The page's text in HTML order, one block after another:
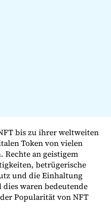
bis zu ihrer weltweiten
Token von vielen
Rechte an geistigem
betrügerische
und die Einhaltung
waren bedeutende
Popularität von NFT